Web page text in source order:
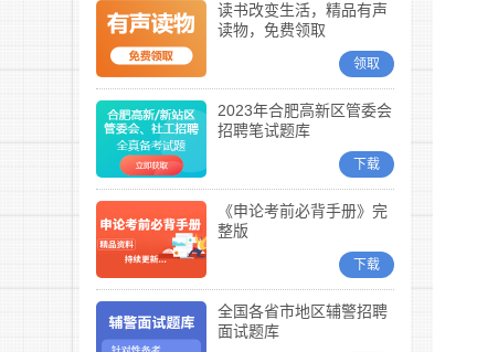
读书改变生活，精品有声
读物，免费领取
领取
2023年合肥高新区管委会
招聘笔试题库
下载
《申论考前必背手册》完
整版
下载
全国各省市地区辅警招聘
面试题库